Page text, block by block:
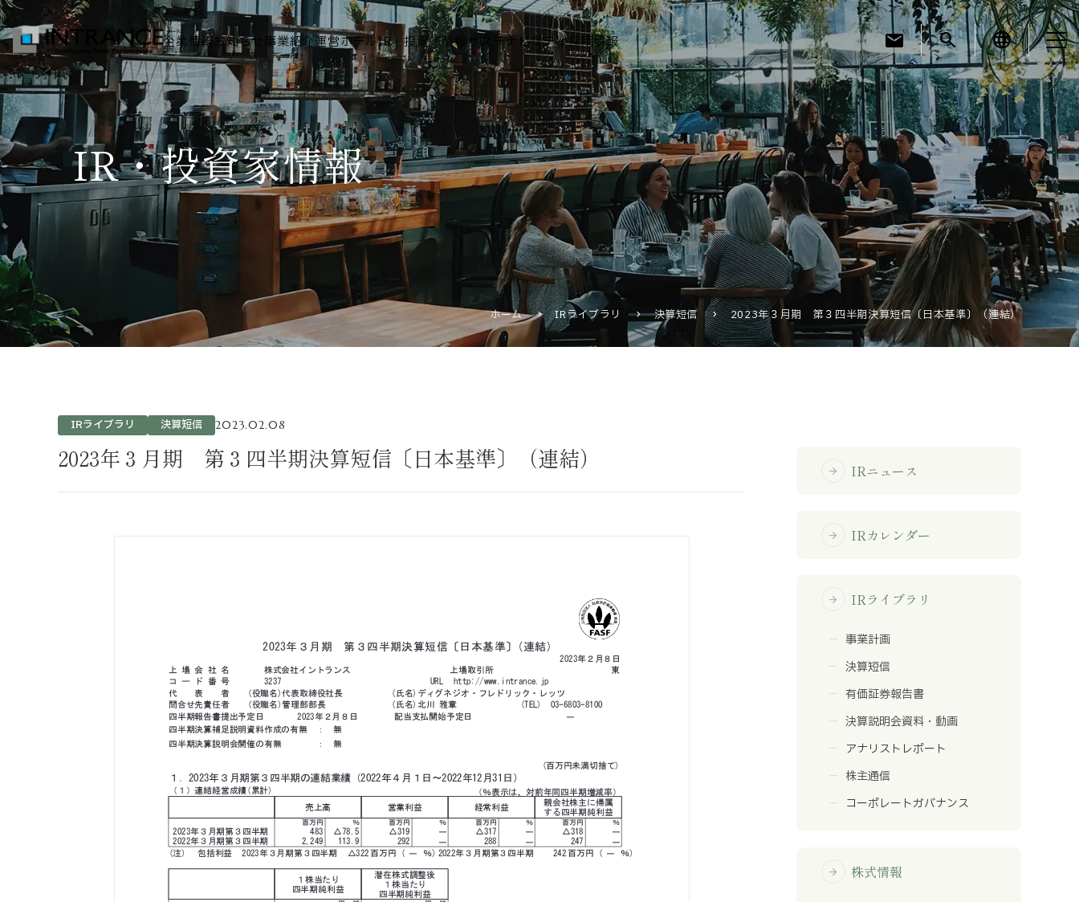
企業情報お知らせ 事業紹介運営ホテルIR・投資家情報 サステナビリティ採用情報 mail search language
トップ
企業情報
会社概要
代表者挨拶
グループ一覧
経営理念
事業紹介
インバウンド送客事業
運営ホテル
IR・投資家情報
IRニュース
IRカレンダー
IRライブラリ
株式情報
財務・業績情報
IRイベント
マテリアリティ
取組事例
お知らせ
お役立ちコラム
採用情報
お問い合わせ
IR・投資家情報
ホーム IRライブラリ 決算短信 2023年３月期 第３四半期決算短信〔日本基準〕（連結）
IRライブラリ 決算短信 2023.02.08
2023年３月期 第３四半期決算短信〔日本基準〕（連結） arrow_forward IRニュース
arrow_forward IRカレンダー
arrow_forward IRライブラリ
事業計画
決算短信
有価証券報告書
決算説明会資料・動画
アナリストレポート
株主通信
コーポレートガバナンス
arrow_forward 株式情報